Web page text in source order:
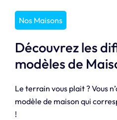
Nos Maisons
Découvrez les
modèles de
Le terrain vous plait ? Vous
modèle de maison qui
!